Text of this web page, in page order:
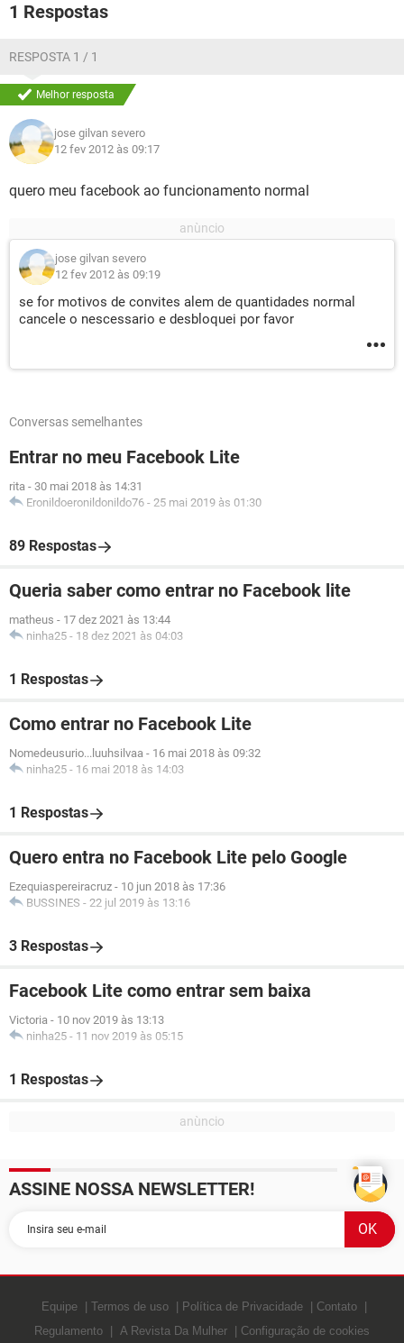
1 Respostas
RESPOSTA 1 / 1
Melhor resposta
jose gilvan severo
12 fev 2012 às 09:17
quero meu facebook ao funcionamento normal
jose gilvan severo
12 fev 2012 às 09:19
se for motivos de convites alem de quantidades normal
cancele o nescessario e desbloquei por favor
Conversas semelhantes
Entrar no meu Facebook Lite
rita - 30 mai 2018 às 14:31
Eronildoeronildonildo76 - 25 mai 2019 às 01:30
89 Respostas
Queria saber como entrar no Facebook lite
matheus - 17 dez 2021 às 13:44
ninha25 - 18 dez 2021 às 04:03
1 Respostas
Como entrar no Facebook Lite
Nomedeusurio...luuhsilvaa - 16 mai 2018 às 09:32
ninha25 - 16 mai 2018 às 14:03
1 Respostas
Quero entra no Facebook Lite pelo Google
Ezequiaspereiracruz - 10 jun 2018 às 17:36
BUSSINES - 22 jul 2019 às 13:16
3 Respostas
Facebook Lite como entrar sem baixa
Victoria - 10 nov 2019 às 13:13
ninha25 - 11 nov 2019 às 05:15
1 Respostas
ASSINE NOSSA NEWSLETTER!
Equipe Termos de uso Política de Privacidade
Contato
Regulamento
A Revista Da Mulher Configuração de cookies